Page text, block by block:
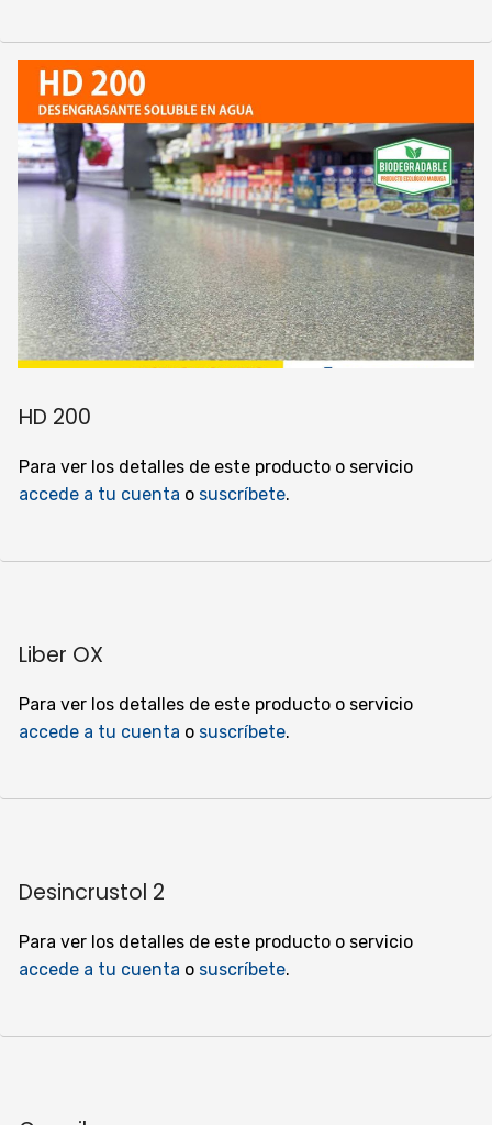
HD 200
Para ver los detalles de este producto o servicio
accede a tu cuenta o suscríbete.
Liber OX
Para ver los detalles de este producto o servicio
accede a tu cuenta o suscríbete.
Desincrustol 2
Para ver los detalles de este producto o servicio
accede a tu cuenta o suscríbete.